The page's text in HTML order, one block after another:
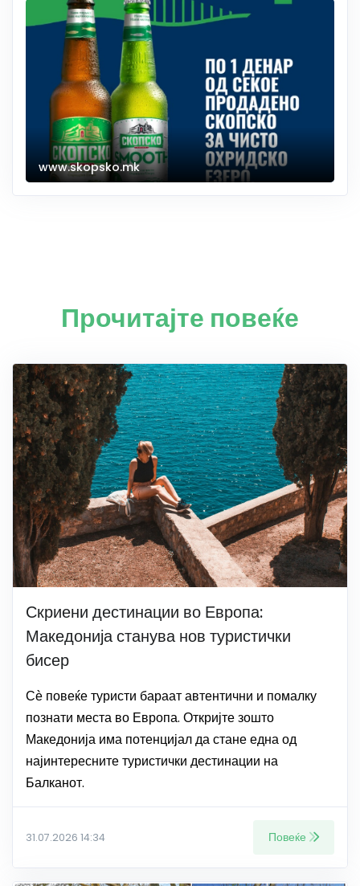
www.skopsko.mk
Прочитајте повеќе
Скриени дестинации во Европа:
Македонија станува нов туристички
бисер
Сѐ повеќе туристи бараат автентични и помалку
познати места во Европа. Откријте зошто
Македонија има потенцијал да стане една од
најинтересните туристички дестинации на
Балканот.
31.07.2026 14:34 Повеќе